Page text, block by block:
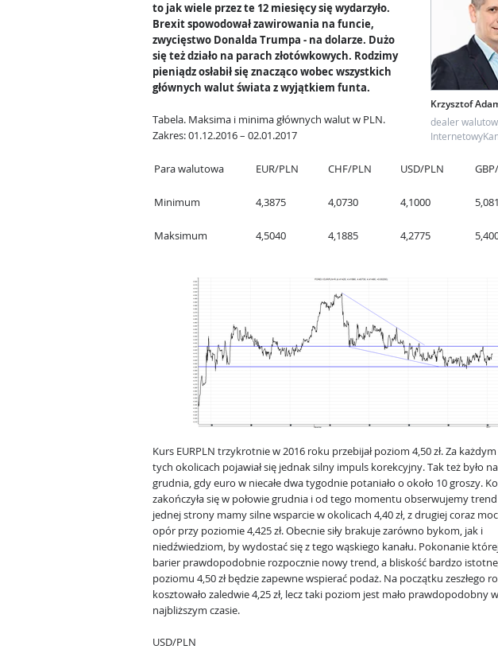
Krzysztof
dealer
to jak wiele przez te 12 miesięcy się wydarzyło.
Brexit spowodował zawirowania na funcie,
zwycięstwo Donalda Trumpa - na dolarze. Dużo
się też działo na parach złotówkowych. Rodzimy
pieniądz osłabił się znacząco wobec wszystkich
głównych walut świata z wyjątkiem funta.
Tabela. Maksima i minima głównych walut w PLN.
Zakres: 01.12.2016 – 02.01.2017
Para walutowa EUR/PLN CHF/PLN USD/PLN
Minimum 4,3875 4,0730 4,1000
Maksimum 4,5040 4,1885 4,2775
Kurs EURPLN trzykrotnie w 2016 roku przebijał poziom 4,50 zł. Za
tych okolicach pojawiał się jednak silny impuls korekcyjny. Tak też było
grudnia, gdy euro w niecałe dwa tygodnie potaniało o około 10 groszy.
zakończyła się w połowie grudnia i od tego momentu obserwujemy
jednej strony mamy silne wsparcie w okolicach 4,40 zł, z drugiej coraz
opór przy poziomie 4,425 zł. Obecnie siły brakuje zarówno bykom, jak i
niedźwiedziom, by wydostać się z tego wąskiego kanału. Pokonanie
barier prawdopodobnie rozpocznie nowy trend, a bliskość bardzo
poziomu 4,50 zł będzie zapewne wspierać podaż. Na początku zeszłego
kosztowało zaledwie 4,25 zł, lecz taki poziom jest mało prawdopodobny w
najbliższym czasie.
USD/PLN